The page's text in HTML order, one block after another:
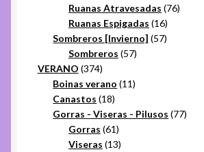
productos
Ruanas Atravesadas 7676
Ruanas Espigadas 1616
productos
Sombreros [Invierno] 5757
Sombreros 5757
VERANO 374374
productos
Boinas verano 1111
Canastos 1818
productos
Gorras - Viseras - Pilusos 7777
Gorras 6161
productos
Viseras 1313